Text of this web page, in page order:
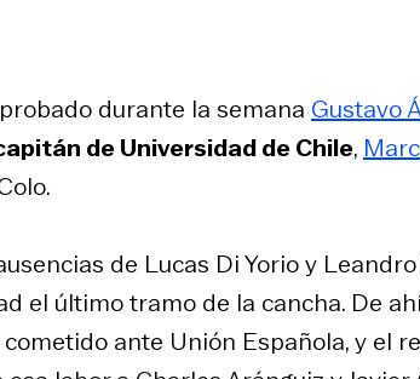
durante la semana Gustavo
de Universidad de Chile,
de Lucas Di Yorio y
el último tramo de la cancha. De
cometido ante Unión Española, y el